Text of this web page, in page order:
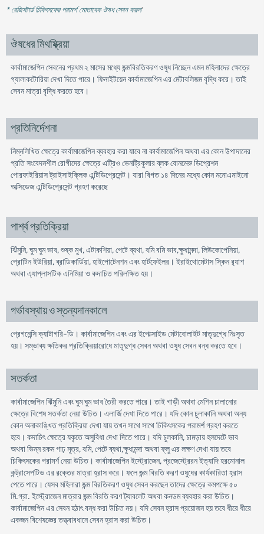
* রেজিস্টার্ড চিকিৎসকের পরামর্শ মোতাবেক ঔষধ সেবন করুন'
ঔষধের মিথষ্ক্রিয়া
কার্বামাজেপিন সেবনের প্রথম ২ মাসের মধ্যে জন্মবিরতিকরণ ওষুধ নিচ্ছেন এমন মহিলাদের ক্ষেত্রে
গ্যালাকটোরিয়া দেখা দিতে পারে। ফিনাইটয়েন কার্বামাজেপিন এর মেটাবলিজম বৃদ্ধি করে। তাই
সেবন মাত্রা বৃদ্ধি করতে হবে।
প্রতিনির্দেশনা
নিম্নলিখিত ক্ষেত্রে কার্বামাজেপিন ব্যবহার করা যাবে না কার্বামাজেপিন অথবা এর কোন উপাদানের
প্রতি সংবেদনশীল রোগীদের ক্ষেত্রে এট্রিও ভেনট্রিকুলার ব্লক বোনমেরু ডিপ্রেশন
পোরফাইরিয়াস ট্রাইসাইক্লিক এন্টিডিপ্রেসেন্ট। যারা বিগত ১৪ দিনের মধ্যে কোন মনোএমাইনো
অক্সিডেজ এন্টিডিপ্রেসেন্ট গ্রহণ করেছে
পার্শ্ব প্রতিক্রিয়া
ঝিঁমুনি, ঘুম ঘুম ভাব, শুষ্ক মুখ, এটাকশিয়া, পেটে ব্যথা, বমি বমি ভাব,ক্ষুধামন্দা, লিউকোপেনিয়া,
প্রোটিন ইউরিয়া, ব্রাডিকার্ডিয়া, হাইপোটেনশন এবং হার্টফেইলর। ইরাইথোমেটাস স্কিন র‌্যাশ
অথবা এ্যাপ্লাসটিক এনিমিয়া ও কদাচিত পরিলক্ষিত হয়।
গর্ভাবস্থায় ও স্তন্যদানকালে
প্রেগনেন্সি ক্যাটাগরি-ডি। কার্বামাজেপিন এবং এর ইপোক্সাইড মেটাবোলাইট মাতৃদুগ্ধে নিঃসৃত
হয়। সম্ভাব্য ক্ষতিকর প্রতিক্রিয়ারোধে মাতৃদুগ্ধ সেবন অথবা ওষুধ সেবন বন্ধ করতে হবে।
সতর্কতা
কার্বামাজেপিন ঝিঁমুনি এবং ঘুম ঘুম ভাব তৈরী করতে পারে। তাই গাড়ী অথবা মেশিন চালানোর
ক্ষেত্রে বিশেষ সতর্কতা নেয়া উচিত। এলার্জি দেখা দিতে পারে। যদি কোন চুলাকানি অথবা অন্য
কোন অনাকাঙ্খিত প্রতিক্রিয়া দেখা যায় তখন সাথে সাথে চিকিৎসকের পরামর্শ গ্রহণ করতে
হবে। কদাচিৎ ক্ষেত্রে যকৃতে অসুবিধা দেখা দিতে পারে। যদি চুলকানি, চামড়ায় হলদেটে ভাব
অথবা ভিন্ন রকম গাঢ় মূত্র, বমি, পেটে ব্যথা,ক্ষুধামন্দা অথবা ফ্লু এর লক্ষণ দেখা যায় তবে
চিকিৎসকের পরামর্শ নেয়া উচিত। কার্বামাজেপিন ইস্ট্রোজেন, প্রজেস্ট্রেরন ইত্যাদি হরমোনাল
কন্ট্রাসেপটিভ এর রক্তের মাত্রা হ্রাস করে। ফলে জন্ম বিরতি করণ ওষুধের কার্যকারিতা হ্রাস
পেতে পারে। যেসব মহিলারা জন্ম বিরতিকরণ ওষুধ সেবন করছেন তাদের ক্ষেত্রে কমপক্ষে ৫০
মি.গ্রা. ইস্ট্রোজেন মাত্রার জন্ম বিরতি করণ ট্যাবলেট অথবা কনডম ব্যবহার করা উচিত।
কার্বামাজেপিন এর সেবন হঠাৎ বন্ধ করা উচিত নয়। যদি সেবন হ্রাস প্রয়োজন হয় তবে ধীরে ধীরে
একজন বিশেষজ্ঞের তত্ত্বাবধানে সেবন হ্রাস করা উচিত।